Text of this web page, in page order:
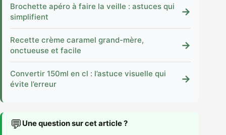
Brochette apéro à faire la veille : astuces qui
simplifient
→
Recette crème caramel grand-mère,
onctueuse et facile
→
Convertir 150ml en cl : l’astuce visuelle qui
évite l’erreur
→
💬 Une question sur cet article ?